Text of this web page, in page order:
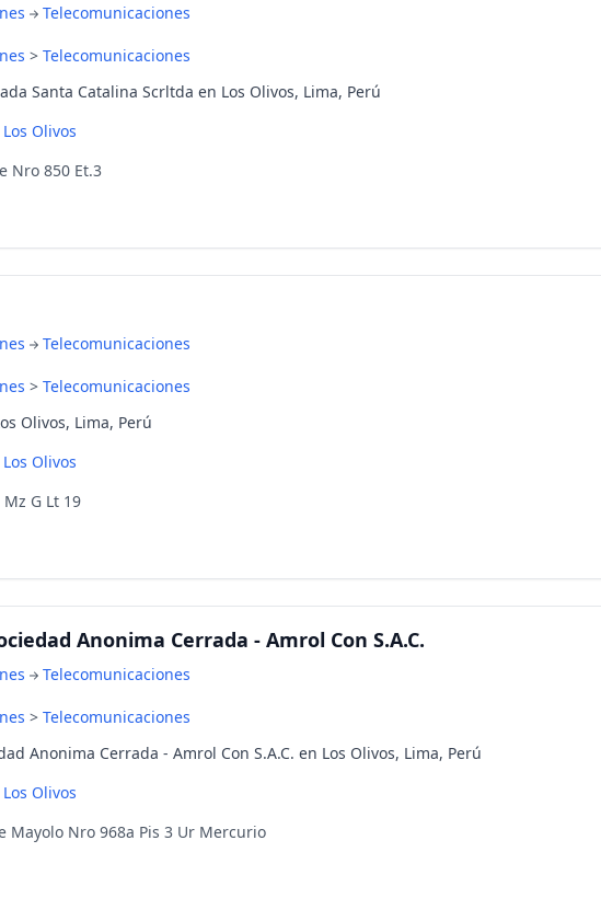
Telecomunicaciones
> Telecomunicaciones
Santa Catalina Scrltda en Los Olivos, Lima, Perú
Los Olivos
Nro 850 Et.3
Telecomunicaciones
> Telecomunicaciones
Olivos, Lima, Perú
Los Olivos
G Lt 19
Anonima Cerrada - Amrol Con S.A.C.
Telecomunicaciones
> Telecomunicaciones
Anonima Cerrada - Amrol Con S.A.C. en Los Olivos, Lima, Perú
Los Olivos
Mayolo Nro 968a Pis 3 Ur Mercurio